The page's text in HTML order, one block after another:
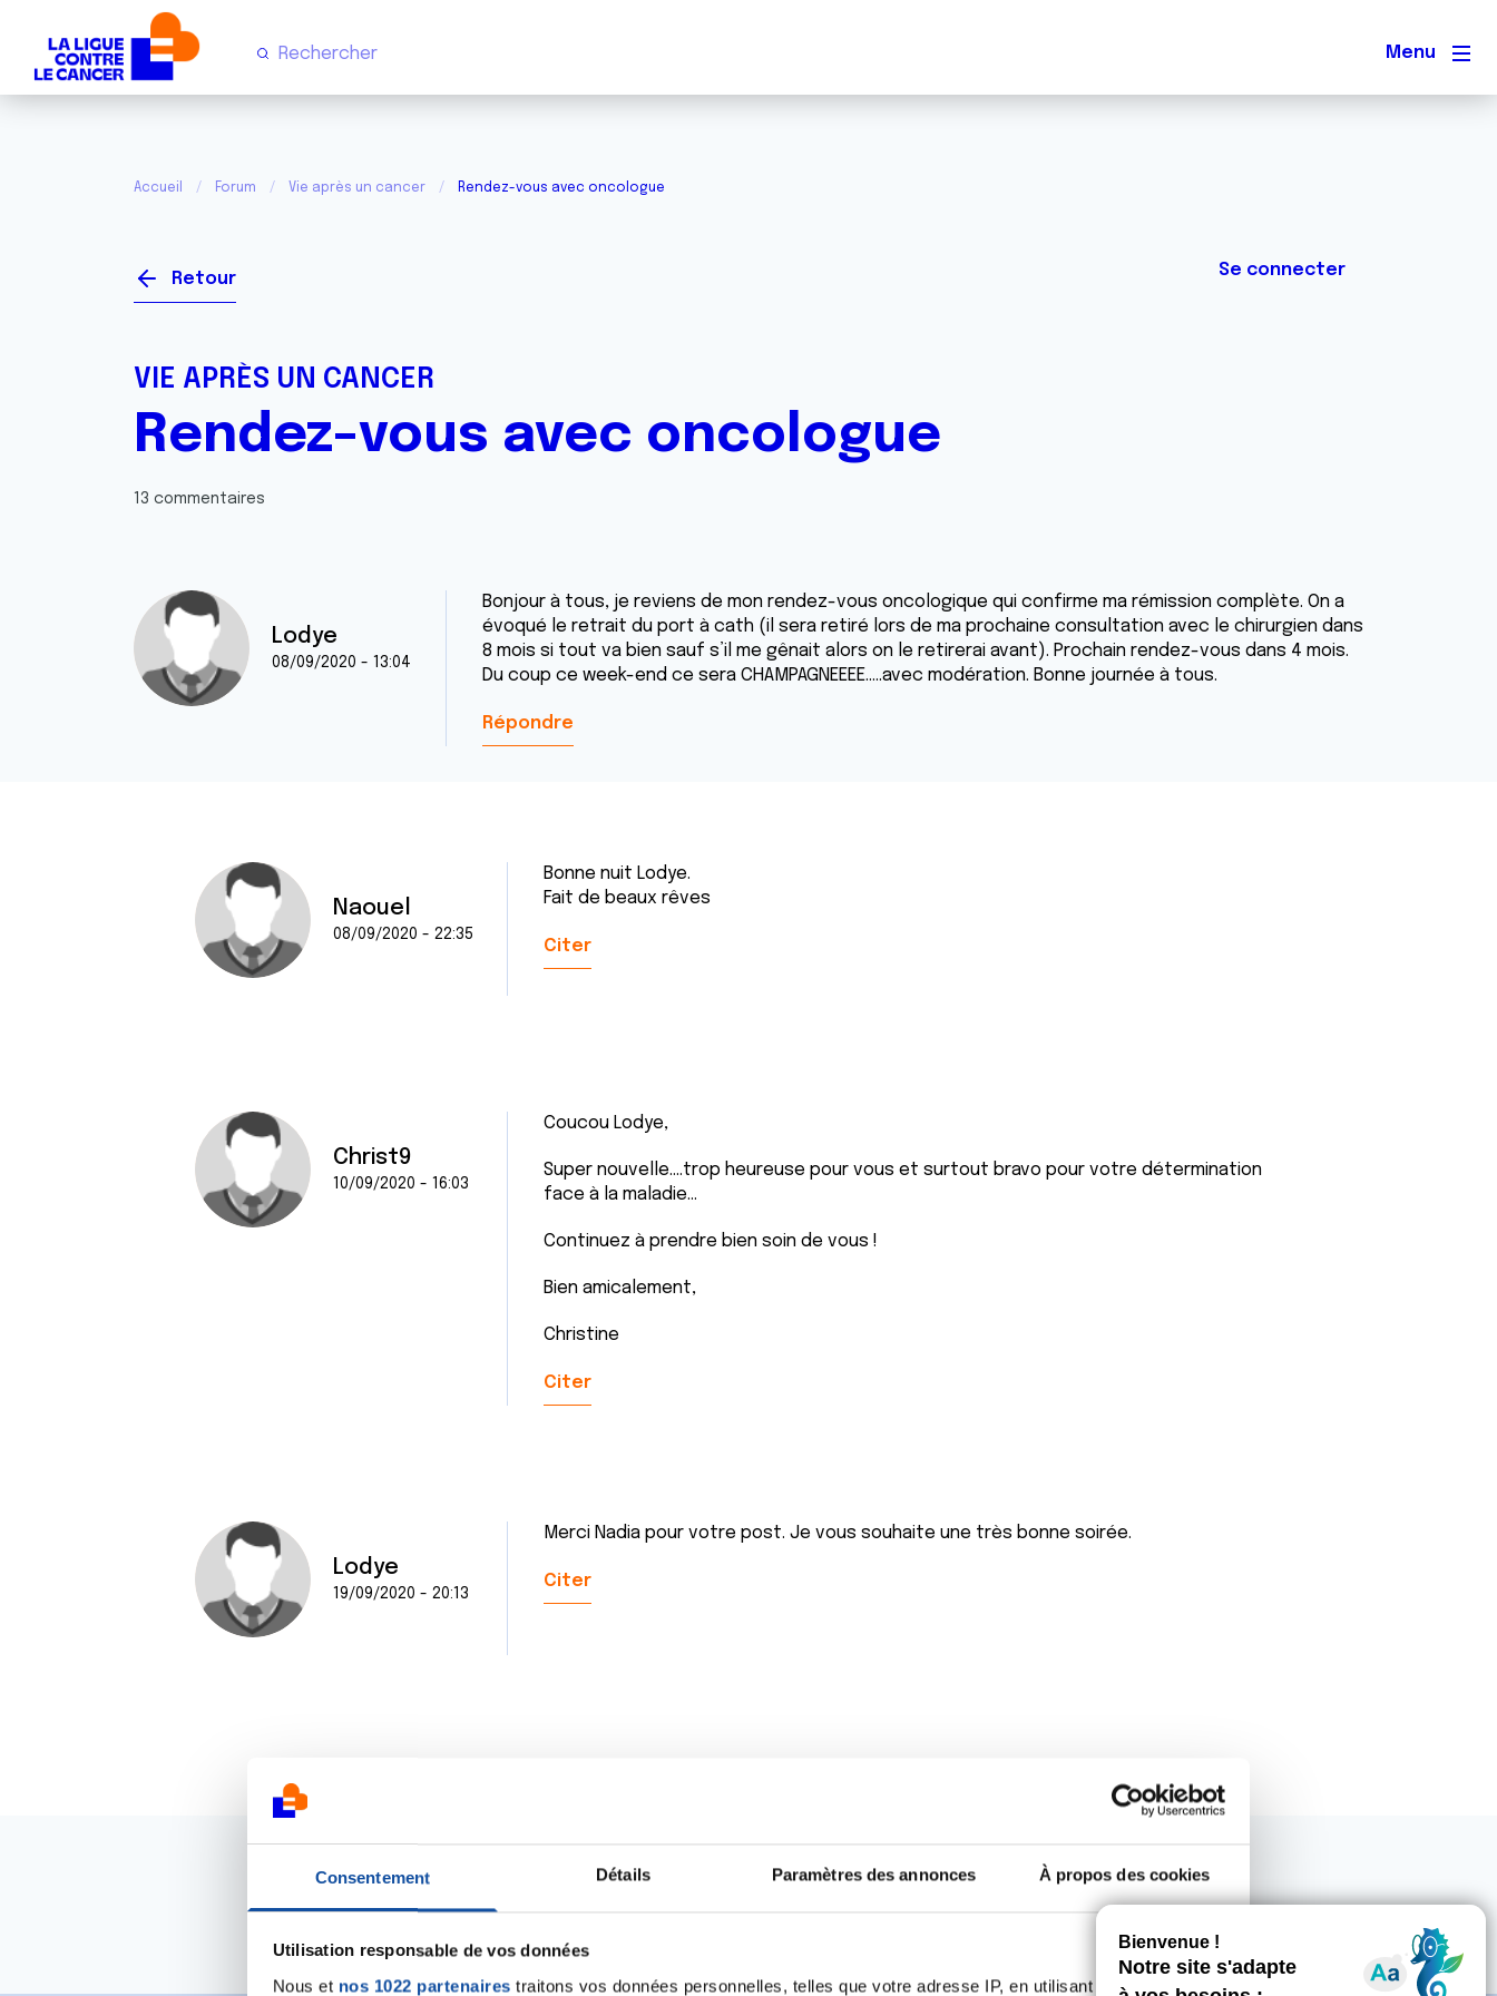
Consentement Détails Paramètres des annonces À propos des cookies
Utilisation responsable de vos données
Nous et nos 1022 partenaires traitons vos données personnelles, telles que votre adresse IP, en utilisant des
Menu
Accueil Forum Vie après un cancer Rendez-vous avec oncologue
Retour Se connecter
VIE APRÈS UN CANCER
Rendez-vous avec oncologue
13 commentaires
Lodye
08/09/2020 - 13:04
Bonjour à tous, je reviens de mon rendez-vous oncologique qui confirme ma rémission complète. On a
évoqué le retrait du port à cath (il sera retiré lors de ma prochaine consultation avec le chirurgien dans
8 mois si tout va bien sauf s’il me gênait alors on le retirerai avant). Prochain rendez-vous dans 4 mois.
Du coup ce week-end ce sera CHAMPAGNEEEE.....avec modération. Bonne journée à tous.
Répondre
Naouel
08/09/2020 - 22:35
Bonne nuit Lodye.
Fait de beaux rêves
Citer
Christ9
10/09/2020 - 16:03
Coucou Lodye,
Super nouvelle....trop heureuse pour vous et surtout bravo pour votre détermination
face à la maladie...
Continuez à prendre bien soin de vous !
Bien amicalement,
Christine
Citer
Lodye
19/09/2020 - 20:13
Merci Nadia pour votre post. Je vous souhaite une très bonne soirée.
Citer